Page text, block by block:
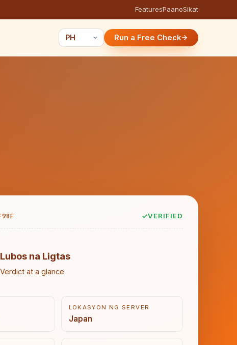
FeaturesPaanoSikat
Run a Free Check
VERIFIED
Lubos na Ligtas
Verdict at a glance
LOKASYON NG SERVER
Japan